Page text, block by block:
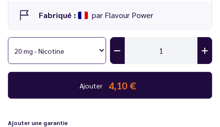
Fabriqué : par Flavour Power
Ajouter 4,10 €
Ajouter une garantie